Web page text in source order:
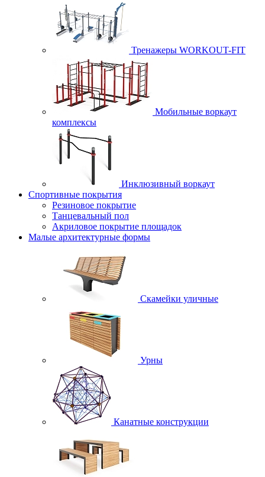
Тренажеры WORKOUT-FIT
Мобильные воркаут
комплексы
Инклюзивный воркаут
Спортивные покрытия
Резиновое покрытие
Танцевальный пол
Акриловое покрытие площадок
Малые архитектурные формы
Скамейки уличные
Урны
Канатные конструкции